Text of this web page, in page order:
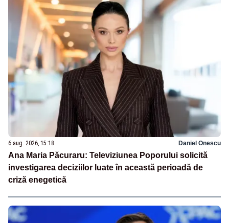
6 aug. 2026, 15:18 Daniel Onescu
Ana Maria Păcuraru: Televiziunea Poporului solicită
investigarea deciziilor luate în această perioadă de
criză enegetică